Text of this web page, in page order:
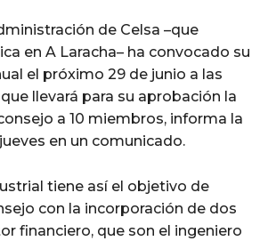
de Celsa –que
en A Laracha– ha convocado su
el próximo 29 de junio a las
que llevará para su aprobación la
a 10 miembros, informa la
en un comunicado.
tiene así el objetivo de
con la incorporación de dos
financiero, que son el ingeniero